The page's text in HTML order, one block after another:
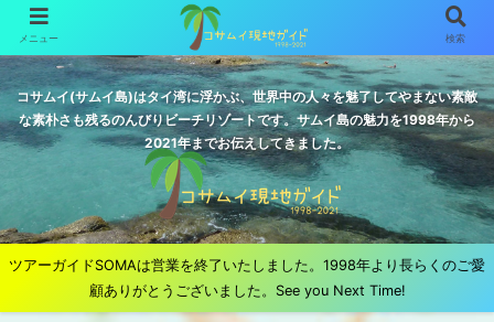
コサムイ(サムイ島)はタイ湾に浮かぶ、世界中の人々を魅了してやまない素敵
な素朴さも残るのんびりビーチリゾートです。サムイ島の魅力を1998年から
2021年までお伝えしてきました。
ツアーガイドSOMAは営業を終了いたしました。1998年より長らくのご愛
顧ありがとうございました。See you Next Time!
メニュー 検索